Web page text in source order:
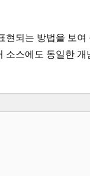
되는 방법을 보여
스에도 동일한 개